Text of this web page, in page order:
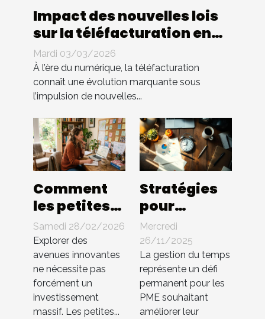
Impact des nouvelles lois
sur la téléfacturation en
entreprise : quels
changements ?
Mardi 03/03/2026
À l’ère du numérique, la téléfacturation
connaît une évolution marquante sous
l’impulsion de nouvelles...
Comment
les petites
entreprises
peuvent-
elles
innover
sans gros
budget ?
Samedi 28/02/2026
Explorer des
avenues innovantes
ne nécessite pas
forcément un
investissement
massif. Les petites...
Stratégies
pour
optimiser la
gestion du
temps au
sein des PME
Mercredi
26/11/2025
La gestion du temps
représente un défi
permanent pour les
PME souhaitant
améliorer leur